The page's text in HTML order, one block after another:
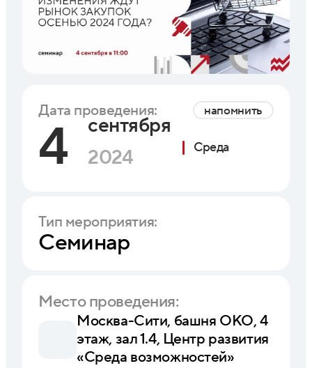
Дата проведения: напомнить
4
сентября
2024
Среда
Тип мероприятия:
Семинар
Место проведения:
Москва-Сити, башня ОКО, 4
этаж, зал 1.4, Центр развития
«Среда возможностей»